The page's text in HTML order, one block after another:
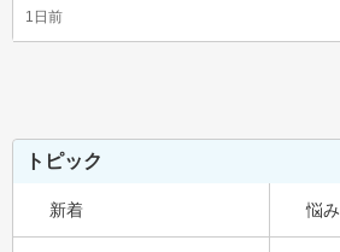
1日前
トピック
新着 悩み